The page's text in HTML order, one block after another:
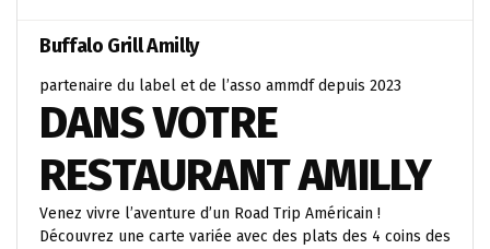
Buffalo Grill Amilly
partenaire du label et de l’asso ammdf depuis 2023
DANS VOTRE
RESTAURANT AMILLY
Venez vivre l’aventure d’un Road Trip Américain !
Découvrez une carte variée avec des plats des 4 coins des